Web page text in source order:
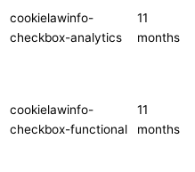
cookielawinfo-
checkbox-analytics
11
months
cookielawinfo-
checkbox-functional
11
months